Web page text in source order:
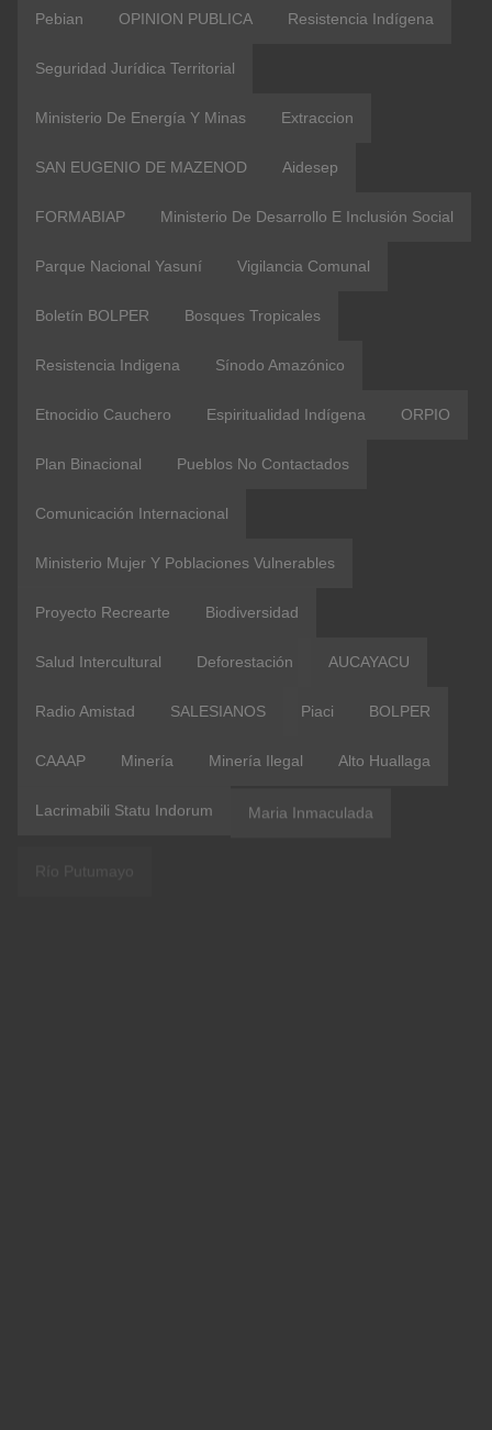
Pebian OPINION PUBLICA Resistencia Indígena
Seguridad Jurídica Territorial
Ministerio De Energía Y Minas Extraccion
SAN EUGENIO DE MAZENOD Aidesep
FORMABIAP Ministerio De Desarrollo E Inclusión Social
Parque Nacional Yasuní Vigilancia Comunal
Boletín BOLPER Bosques Tropicales
Resistencia Indigena Sínodo Amazónico
Etnocidio Cauchero Espiritualidad Indígena ORPIO
Plan Binacional Pueblos No Contactados
Comunicación Internacional
Ministerio Mujer Y Poblaciones Vulnerables
Proyecto Recrearte Biodiversidad
Salud Intercultural Deforestación AUCAYACU
Radio Amistad SALESIANOS Piaci BOLPER
CAAAP Minería Minería Ilegal Alto Huallaga
Lacrimabili Statu Indorum Maria Inmaculada